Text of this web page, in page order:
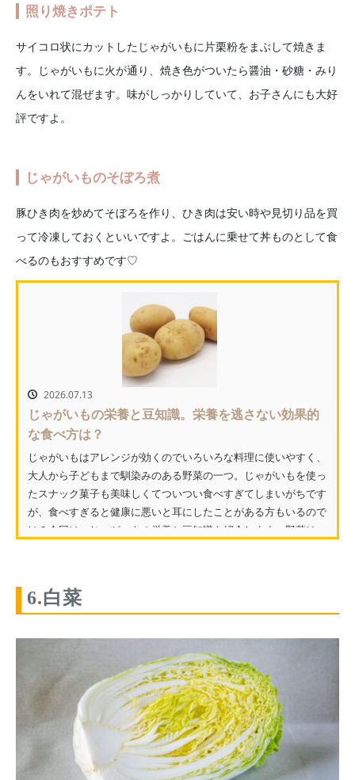
照り焼きポテト
サイコロ状にカットしたじゃがいもに片栗粉をまぶして焼きま
す。じゃがいもに火が通り、焼き色がついたら醤油・砂糖・みり
んをいれて混ぜます。味がしっかりしていて、お子さんにも大好
評ですよ。
じゃがいものそぼろ煮
豚ひき肉を炒めてそぼろを作り、ひき肉は安い時や見切り品を買
って冷凍しておくといいですよ。ごはんに乗せて丼ものとして食
べるのもおすすめです♡
2026.07.13
じゃがいもの栄養と豆知識。栄養を逃さない効果的
な食べ方は？
じゃがいもはアレンジが効くのでいろいろな料理に使いやすく、
大人から子どもまで馴染みのある野菜の一つ。じゃがいもを使っ
たスナック菓子も美味しくてついつい食べすぎてしまいがちです
が、食べすぎると健康に悪いと耳にしたことがある方もいるので
は？今回は、じゃがいもの栄養と豆知識を紹介します。野菜は
6.白菜